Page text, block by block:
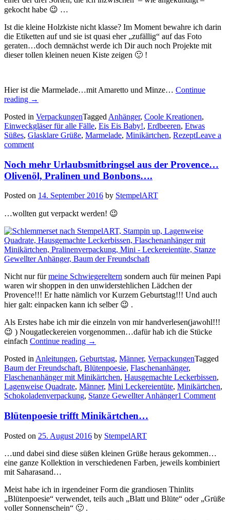
gekocht habe 😉 …
Ist die kleine Holzkiste nicht klasse? Im Moment bewahre ich darin
die Etiketten auf und sie ist quasi eher „zufällig“ auf das Foto
geraten…doch demnächst werde ich Dir auch noch Projekte mit
dieser tollen kleinen neuen Kiste zeigen 🙂 !
Hier ist die Marmelade…mit Amaretto und Minze… Continue
reading „Erdbeeren
Minze…“
→
Posted in VerpackungenTagged Anhänger, Coole Kreationen,
Einweckgläser für alle Fälle, Eis Eis Baby!, Erdbeeren, Etwas
Süßes, Glasklare Grüße, Marmelade, Minikärtchen, RezeptLeave a
comment
Noch mehr Urlaubsmitbringsel aus der Provence…
Olivenöl, Pralinen und Bonbons….
Posted on 14. September 2016 by StempelART
…wollten gut verpackt werden! 😉
Nicht nur fürmeine Schwiegereltern sondern auch für meinen Papi
waren wir shoppen in den unwiderstehlichen Lädchen der
Provence!!! Er hatte nämlich vor Kurzem Geburtstag!!! Und auch
hier galt: einpacken kann ich selber 😉 .
Als Erstes habe ich mir die einzeln von mir handverlesen(jawohl!!!
😉 ) Nougatleckereien vorgenommen…dafür hab ich die Stücke
einfach Continue reading „Noch
Urlaubsmitbringsel
aus
der
Provence…
Olivenöl,
und
→
Posted in Anleitungen, Geburtstag, Männer, VerpackungenTagged
Baum der Freundschaft, Blütenpoesie, Flaschenanhänger,
Flaschenanhänger mit Minikärtchen, Hausgemachte Leckerbissen,
Lagenweise Quadrate, Männer, Mini Leckereientüte, Minikärtchen,
Schokoladenverpackung, Stanze Gewellter Anhänger1 Comment
Blütenpoesie trifft Minikärtchen…
Posted on 25. August 2016 by StempelART
…und dabei sind diese süßen kleinen Grüße heraus gekommen…
eine ganze Kollektion in verschiedenen Farben, jeweils kombiniert
mit Saharasand…
Meist habe ich in irgendeiner Form die grandiosen Thinlits
„Blütenpoesie“ verwendet, teils auch „Blatt und Blüte“ oder „Grüße
voller Sonnenschein“ 🙂 .